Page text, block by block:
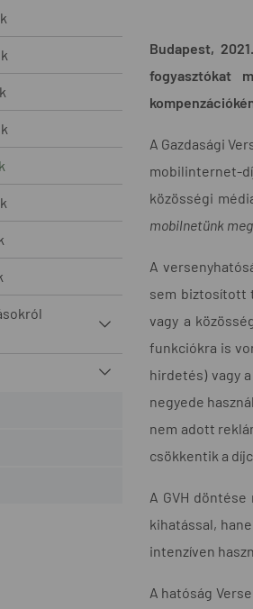
Budapest,
fogyasztókat
A Gazdasági
mobilinternet-
közösségi
mobilnetünk
A
sem biztosított
vagy a
funkciókra is
hirdetés) vagy
negyede
nem adott
csökkentik a
A GVH
kihatással,
intenzíven
A hatóság